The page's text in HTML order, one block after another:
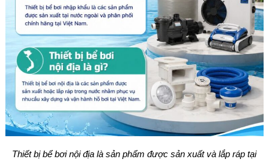
Thiết bị bể bơi nội địa là sản phẩm được sản xuất và lắp ráp tại